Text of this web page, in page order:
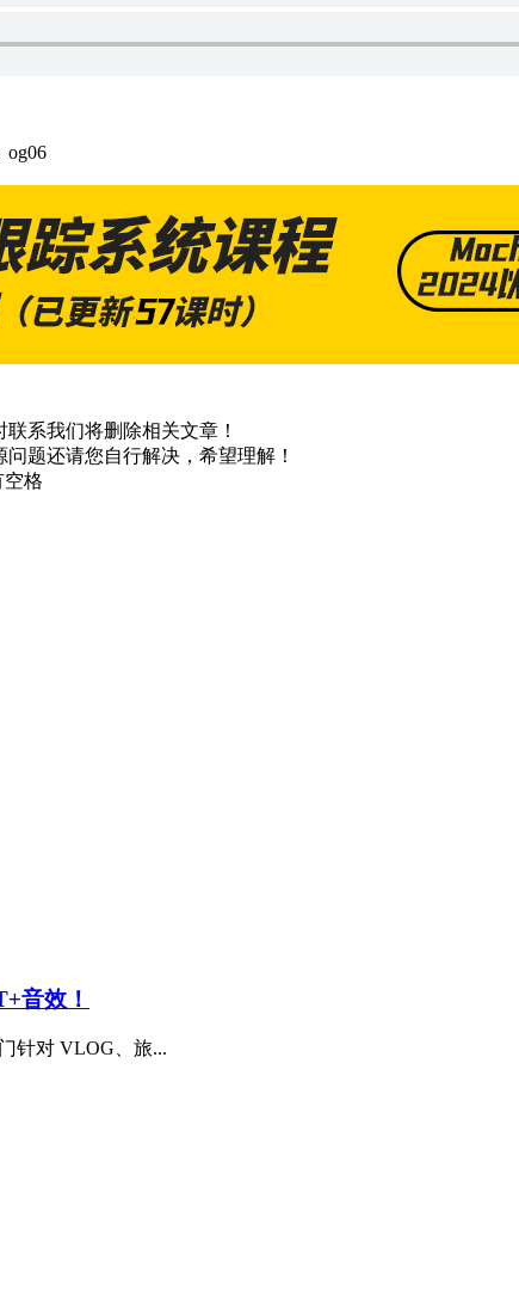
og06
系我们将删除相关文章！
题还请您自行解决，希望理解！
空格
音效！
针对 VLOG、旅...